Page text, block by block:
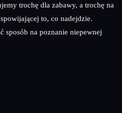
trochę dla zabawy, a trochę na
to, co nadejdzie.
sposób na poznanie niepewnej